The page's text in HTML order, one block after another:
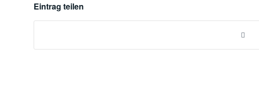
Eintrag teilen